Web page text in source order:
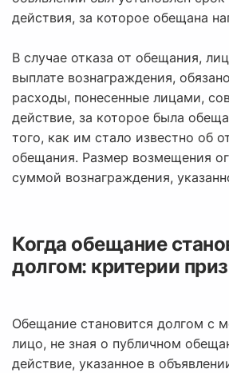
действия, за которое обещана
В случае отказа от обещания,
выплате вознаграждения,
расходы, понесенные лицами,
действие, за которое была
того, как им стало известно об
обещания. Размер возмещения
суммой вознаграждения,
Когда обещание
долгом: критерии
Обещание становится долгом с
лицо, не зная о публичном
действие, указанное в